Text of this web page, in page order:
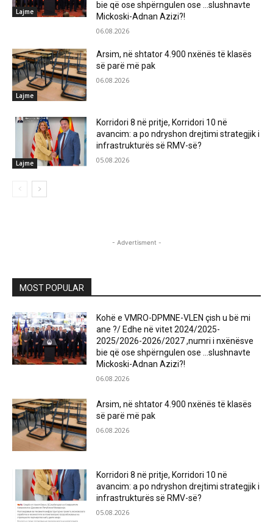
Lajme
bie që ose shpërngulen ose …slushnavte
Mickoski-Adnan Azizi?!
06.08.2026
Lajme
Arsim, në shtator 4.900 nxënës të klasës
së parë më pak
06.08.2026
Lajme
Korridori 8 në pritje, Korridori 10 në
avancim: a po ndryshon drejtimi strategjik i
infrastrukturës së RMV-së?
05.08.2026
- Advertisment -
MOST POPULAR
Kohë e VMRO-DPMNE-VLEN çish u bë mi
ane ?/ Edhe në vitet 2024/2025-
2025/2026-2026/2027 ,numri i nxënësve
bie që ose shpërngulen ose …slushnavte
Mickoski-Adnan Azizi?!
06.08.2026
Arsim, në shtator 4.900 nxënës të klasës
së parë më pak
06.08.2026
Korridori 8 në pritje, Korridori 10 në
avancim: a po ndryshon drejtimi strategjik i
infrastrukturës së RMV-së?
05.08.2026